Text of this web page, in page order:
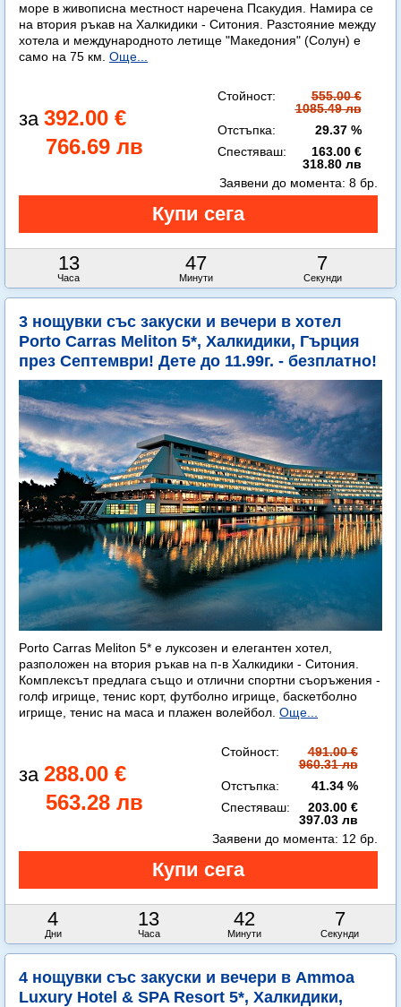
море в живописна местност наречена Псакудия. Намира се
на втория ръкав на Халкидики - Ситония. Разстояние между
хотела и международното летище "Македония" (Солун) е
само на 75 км. Още...
392.00 €
766.69 лв
Стойност:
555.00 €
1085.49 лв
Отстъпка:
29.37 %
Спестяваш:
163.00 €
318.80 лв
13
Часа
47
Минути
5
Секунди
Заявени до момента: 8 бр.
3 нощувки със закуски и вечери в хотел
Porto Carras Meliton 5*, Халкидики, Гърция
през Септември! Дете до 11.99г. - безплатно!
Porto Carras Meliton 5* е луксозен и елегантен хотел,
разположен на втория ръкав на п-в Халкидики - Ситония.
Комплексът предлага също и отлични спортни съоръжения -
голф игрище, тенис корт, футболно игрище, баскетболно
игрище, тенис на маса и плажен волейбол. Още...
288.00 €
563.28 лв
Стойност:
491.00 €
960.31 лв
Отстъпка:
41.34 %
Спестяваш:
203.00 €
397.03 лв
4
Дни
13
Часа
42
Минути
5
Секунди
Заявени до момента: 12 бр.
4 нощувки със закуски и вечери в Ammoa
Luxury Hotel & SPA Resort 5*, Халкидики,